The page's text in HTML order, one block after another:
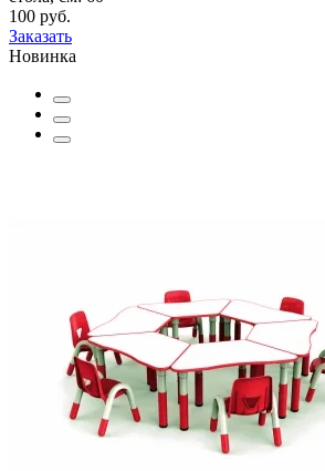
100 руб.
Заказать
Новинка